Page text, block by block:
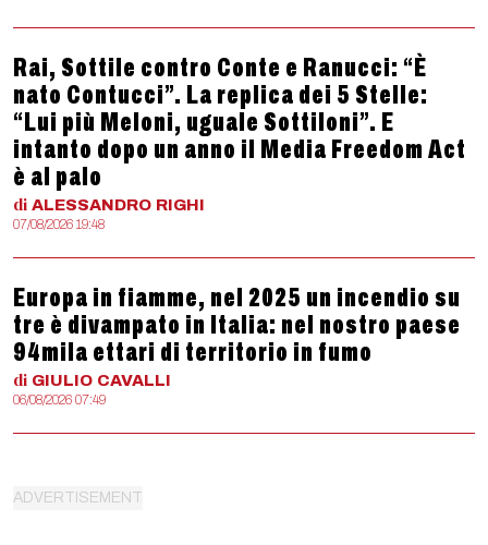
Rai, Sottile contro Conte e Ranucci: “È
nato Contucci”. La replica dei 5 Stelle:
“Lui più Meloni, uguale Sottiloni”. E
intanto dopo un anno il Media Freedom Act
è al palo
di ALESSANDRO RIGHI
07/08/2026 19:48
Europa in fiamme, nel 2025 un incendio su
tre è divampato in Italia: nel nostro paese
94mila ettari di territorio in fumo
di GIULIO CAVALLI
06/08/2026 07:49